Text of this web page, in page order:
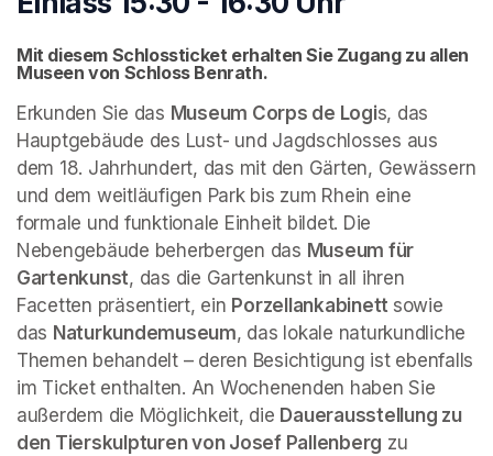
Mit diesem Schlossticket erhalten Sie Zugang zu allen
Museen von Schloss Benrath.
Erkunden Sie das Museum Corps de Logis, das
Hauptgebäude des Lust- und Jagdschlosses aus
dem 18. Jahrhundert, das mit den Gärten, Gewässern
und dem weitläufigen Park bis zum Rhein eine
formale und funktionale Einheit bildet. Die
Nebengebäude beherbergen das Museum für
Gartenkunst, das die Gartenkunst in all ihren
Facetten präsentiert, ein Porzellankabinett sowie
das Naturkundemuseum, das lokale naturkundliche
Themen behandelt – deren Besichtigung ist ebenfalls
im Ticket enthalten. An Wochenenden haben Sie
außerdem die Möglichkeit, die Dauerausstellung zu
den Tierskulpturen von Josef Pallenberg zu